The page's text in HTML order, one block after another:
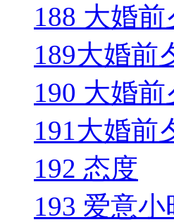
188 大婚前
189大婚前
190 大婚前
191大婚前
192 态度
193 爱意小